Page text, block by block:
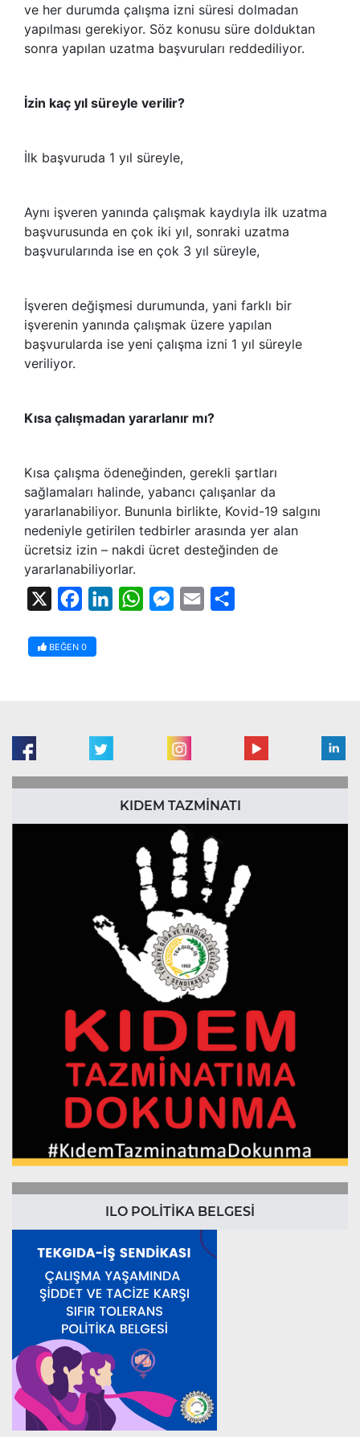
ve her durumda çalışma izni süresi dolmadan
yapılması gerekiyor. Söz konusu süre dolduktan
sonra yapılan uzatma başvuruları reddediliyor.
İzin kaç yıl süreyle verilir?
İlk başvuruda 1 yıl süreyle,
Aynı işveren yanında çalışmak kaydıyla ilk uzatma
başvurusunda en çok iki yıl, sonraki uzatma
başvurularında ise en çok 3 yıl süreyle,
İşveren değişmesi durumunda, yani farklı bir
işverenin yanında çalışmak üzere yapılan
başvurularda ise yeni çalışma izni 1 yıl süreyle
veriliyor.
Kısa çalışmadan yararlanır mı?
Kısa çalışma ödeneğinden, gerekli şartları
sağlamaları halinde, yabancı çalışanlar da
yararlanabiliyor. Bununla birlikte, Kovid-19 salgını
nedeniyle getirilen tedbirler arasında yer alan
ücretsiz izin – nakdi ücret desteğinden de
yararlanabiliyorlar.
FacebookLinkedInWhatsAppMessenger
Email
BEĞEN 0
KIDEM TAZMİNATI
ILO POLİTİKA BELGESİ